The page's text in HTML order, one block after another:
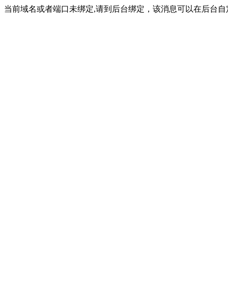
当前域名或者端口未绑定,请到后台绑定，该消息可以在后台自